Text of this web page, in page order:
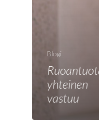
Blogi
yhteinen
vastuu